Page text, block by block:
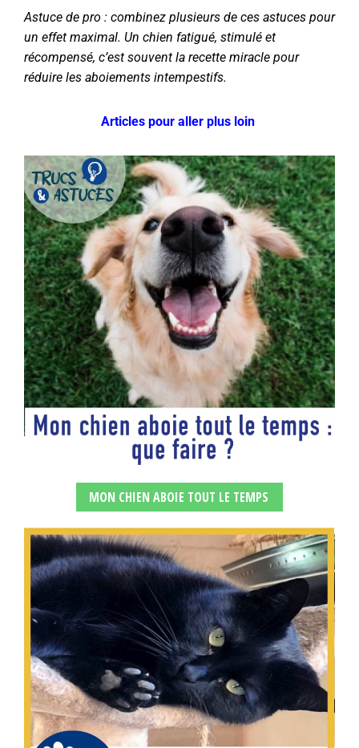
Astuce de pro : combinez plusieurs de ces astuces pour
un effet maximal. Un chien fatigué, stimulé et
récompensé, c’est souvent la recette miracle pour
réduire les aboiements intempestifs.
Articles pour aller plus loin
MON CHIEN ABOIE TOUT LE TEMPS